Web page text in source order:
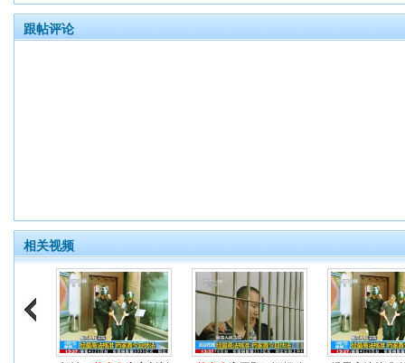
跟帖评论
相关视频